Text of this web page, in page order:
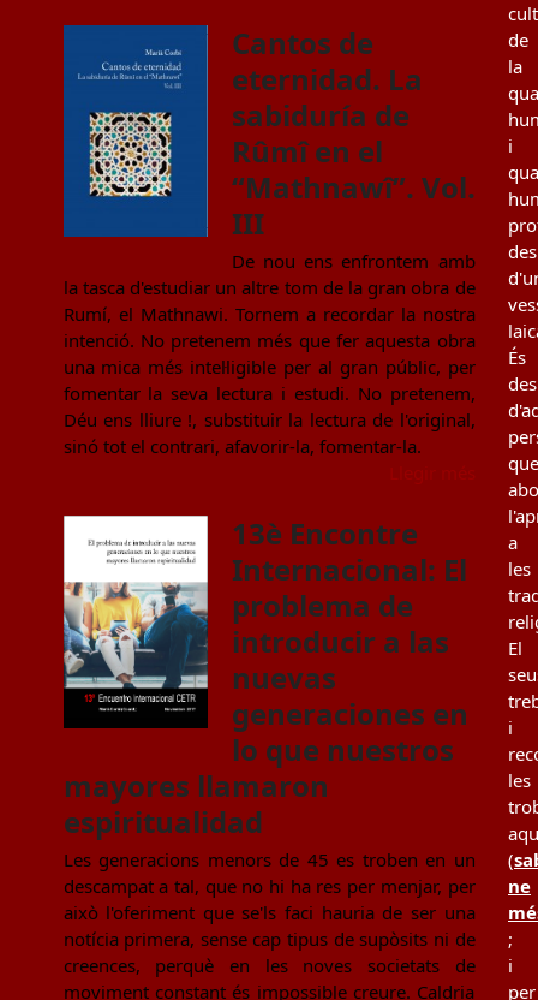
Cantos de
eternidad. La
sabiduría de
Rûmî en el
“Mathnawî”. Vol.
III
De nou ens enfrontem amb
la tasca d'estudiar un altre tom de la gran obra de
Rumí, el Mathnawi. Tornem a recordar la nostra
intenció. No pretenem més que fer aquesta obra
una mica més intel·ligible per al gran públic, per
fomentar la seva lectura i estudi. No pretenem,
Déu ens lliure !, substituir la lectura de l'original,
sinó tot el contrari, afavorir-la, fomentar-la.
13è Encontre
Internacional: El
problema de
introducir a las
nuevas
generaciones en
lo que nuestros
mayores llamaron
espiritualidad
Les generacions menors de 45 es troben en un
descampat a tal, que no hi ha res per menjar, per
això l'oferiment que se'ls faci hauria de ser una
notícia primera, sense cap tipus de supòsits ni de
creences, perquè en les noves societats de
moviment constant és impossible creure. Caldria
de
la
i
des
És
des
que
a
les
El
i
les
(
ne
;
i
per